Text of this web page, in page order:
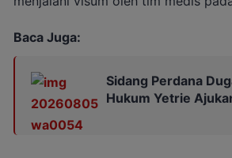
Baca Juga:
Sidang Perdana
Hukum Yetrie